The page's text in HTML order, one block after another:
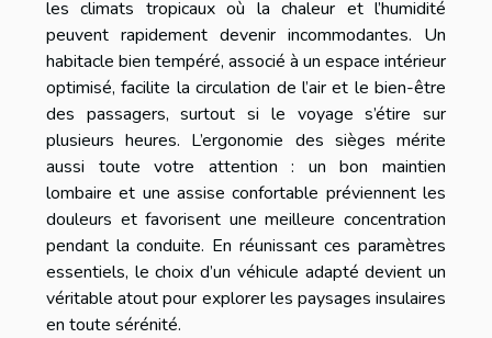
les climats tropicaux où la chaleur et l’humidité
peuvent rapidement devenir incommodantes. Un
habitacle bien tempéré, associé à un espace intérieur
optimisé, facilite la circulation de l’air et le bien-être
des passagers, surtout si le voyage s’étire sur
plusieurs heures. L’ergonomie des sièges mérite
aussi toute votre attention : un bon maintien
lombaire et une assise confortable préviennent les
douleurs et favorisent une meilleure concentration
pendant la conduite. En réunissant ces paramètres
essentiels, le choix d’un véhicule adapté devient un
véritable atout pour explorer les paysages insulaires
en toute sérénité.